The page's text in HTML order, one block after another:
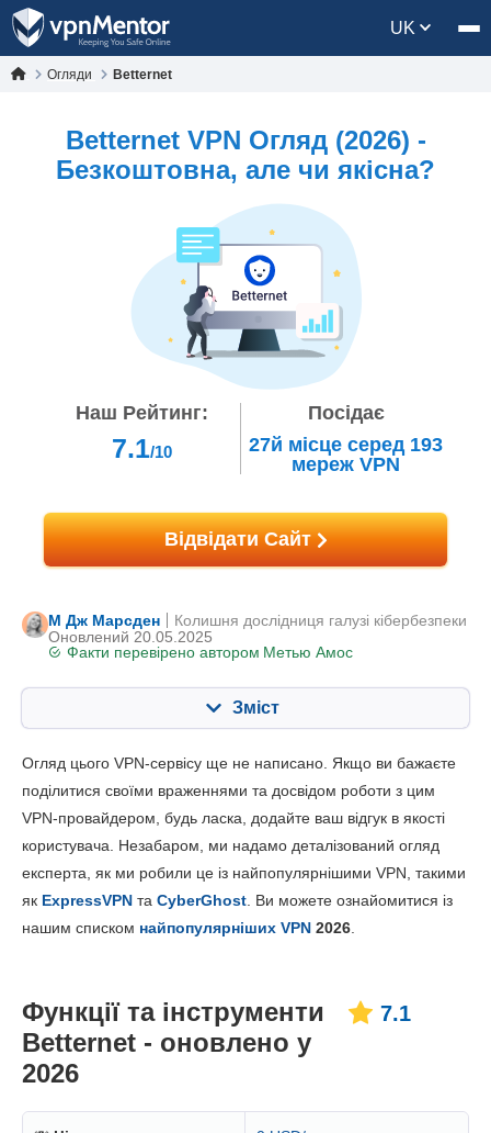
UK
Огляди Betternet
Betternet VPN Огляд (2026) -
Безкоштовна, але чи якісна?
Наш Рейтинг:
7.1/10
Посідає
27й місце серед 193
мереж VPN
Відвідати Сайт
М Дж Марсден
Оновлений 20.05.2025
Факти перевірено автором Метью Амос
Колишня дослідниця галузі кібербезпеки
Зміст
Ключові характеристики 7.1
Встановлення та додатки 6.0
Надійність та підтримка 6.0
Огляд цього VPN-сервісу ще не написано. Якщо ви бажаєте
поділитися своїми враженнями та досвідом роботи з цим
VPN-провайдером, будь ласка, додайте ваш відгук в якості
користувача. Незабаром, ми надамо деталізований огляд
експерта, як ми робили це із найпопулярнішими VPN, такими
як ExpressVPN та CyberGhost. Ви можете ознайомитися із
нашим списком найпопулярніших VPN 2026.
Функції та інструменти
Betternet - оновлено у
2026
7.1